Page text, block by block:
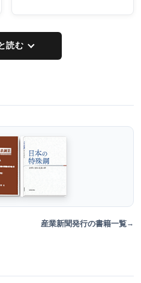
読む
産業新聞発行の書籍一覧